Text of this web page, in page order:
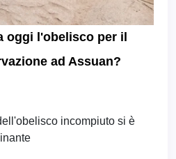
oggi l'obelisco per il
ad Assuan?
incompiuto si è